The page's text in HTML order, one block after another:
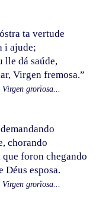
ta vertude
i ajude;
lle dá saúde,
Virgen fremosa.”
grorïosa...
chorando
foron chegando
Déus esposa.
grorïosa...